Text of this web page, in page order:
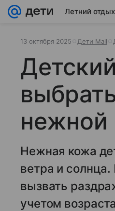
Летний отдых
13 октября 2025 Дети Mail
нежной
Нежная кожа
ветра и
вызвать
учетом